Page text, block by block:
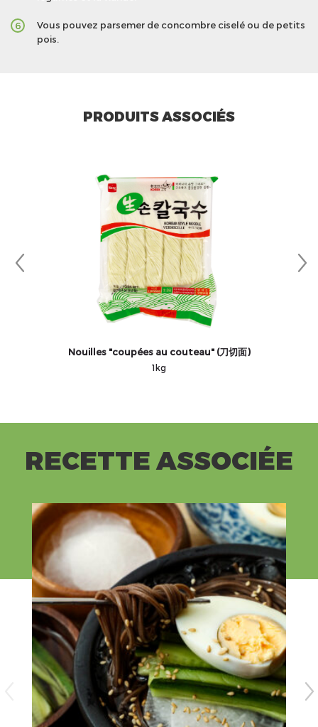
6
Vous pouvez parsemer de concombre ciselé ou de petits
pois.
PRODUITS ASSOCIÉS
Nouilles "coupées au couteau" (刀切面)
1kg
RECETTE ASSOCIÉE